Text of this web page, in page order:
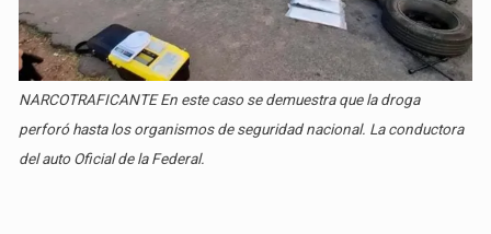
NARCOTRAFICANTE En este caso se demuestra que la droga
perforó hasta los organismos de seguridad nacional. La conductora
del auto Oficial de la Federal.